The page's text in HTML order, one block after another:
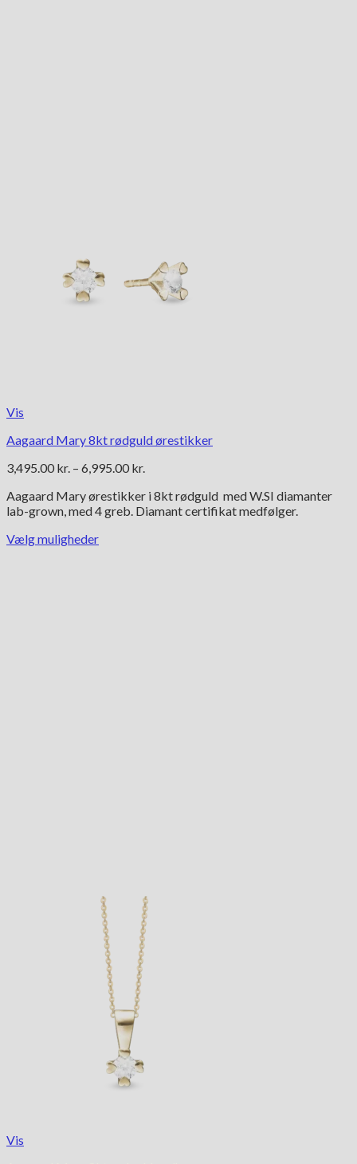
Vis
Aagaard Mary 8kt rødguld ørestikker
3,495.00 kr. – 6,995.00 kr.
til
6,995.00 kr.
Aagaard Mary ørestikker i 8kt rødguld med W.SI diamanter
lab-grown, med 4 greb. Diamant certifikat medfølger.
Vælg muligheder
Vis